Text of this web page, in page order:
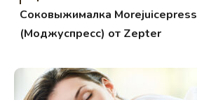
Соковыжималка Morejuicepress
(Моджуспресс) от Zepter